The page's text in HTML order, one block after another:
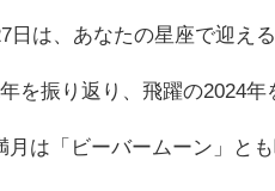
日は、あなたの星座で迎える
を振り返り、飛躍の2024
月は「ビーバームーン」とも